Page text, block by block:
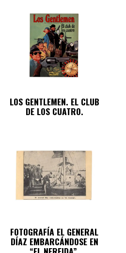
LOS GENTLEMEN. EL CLUB
DE LOS CUATRO.
FOTOGRAFÍA EL GENERAL
DÍAZ EMBARCÁNDOSE EN